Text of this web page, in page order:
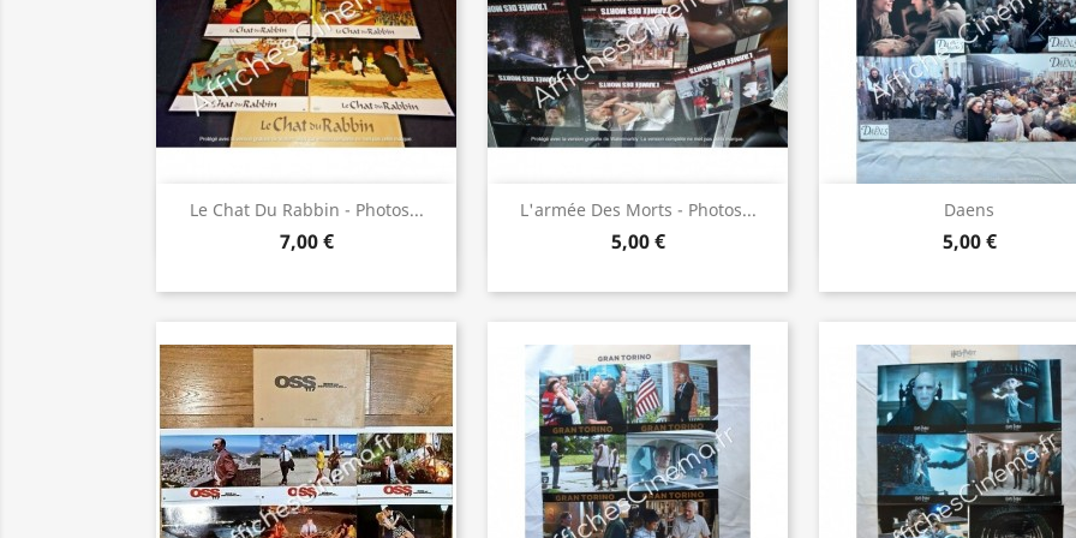
Le Chat Du Rabbin - Photos...
7,00 €
 Aperçu rapide L'armée Des Morts - Photos...
5,00 €
Aperçu rapide Daens
5,00 €
Aperçu rapide